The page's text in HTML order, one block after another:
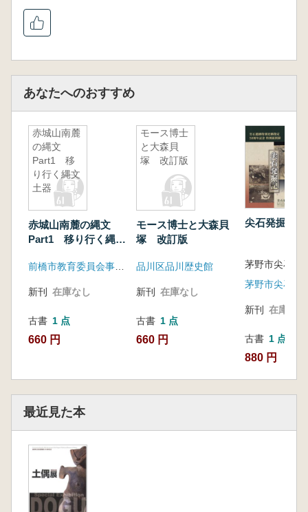
あなたへのおすすめ
赤城山南麓
の縄文
Part1 移
り行く縄文
土器
赤城山南麓の縄文
Part1 移り行く縄文
新刊 在庫なし
古書 1 点
660 円
モース博士
と大森貝
塚 改訂版
モース博士と大森貝
塚 改訂版
品川区品川歴史館
新刊 在庫なし
古書 1 点
660 円
尖石発掘記
茅野市尖石縄
新刊 在庫なし
古書 1 点
880 円
最近見た本